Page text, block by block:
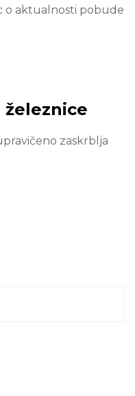
o aktualnosti pobude
zaskrblja